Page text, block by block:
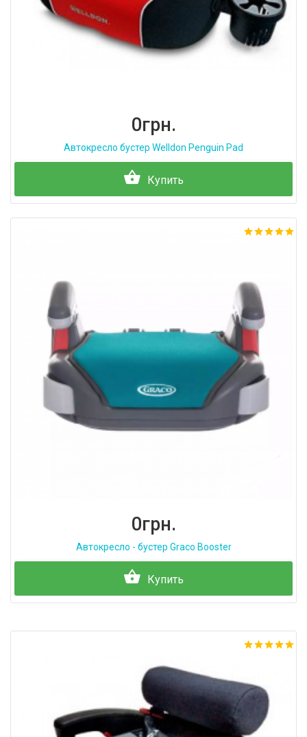
0грн.
Автокресло бустер Welldon Penguin Pad
Купить
0грн.
Автокресло - бустер Graco Booster
Купить